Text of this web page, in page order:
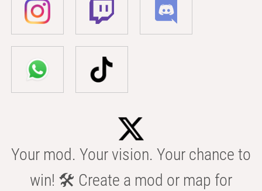
Your mod. Your vision. Your chance to
win! 🛠️ Create a mod or map for